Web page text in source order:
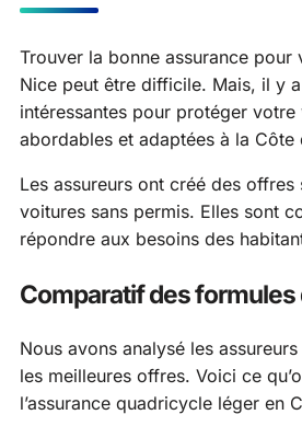
Trouver la bonne assurance pour
Nice peut être difficile. Mais, il y
intéressantes pour protéger votre
abordables et adaptées à la Côte
Les assureurs ont créé des
voitures sans permis. Elles sont
répondre aux besoins des
Comparatif des
Nous avons analysé les
les meilleures offres. Voici ce
l’assurance quadricycle léger en